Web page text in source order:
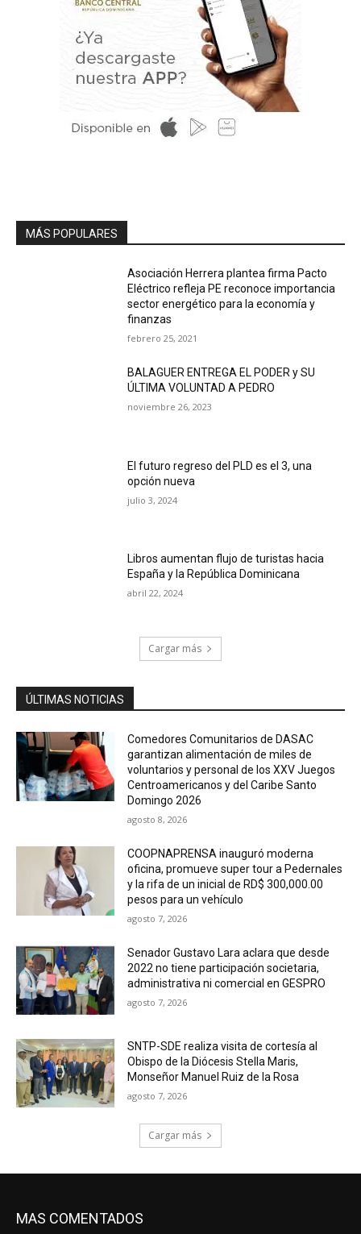
MÁS POPULARES
Asociación Herrera plantea firma Pacto
Eléctrico refleja PE reconoce importancia
sector energético para la economía y
finanzas
febrero 25, 2021
BALAGUER ENTREGA EL PODER y SU
ÚLTIMA VOLUNTAD A PEDRO
noviembre 26, 2023
El futuro regreso del PLD es el 3, una
opción nueva
julio 3, 2024
Libros aumentan flujo de turistas hacia
España y la República Dominicana
abril 22, 2024
Cargar más
ÚLTIMAS NOTICIAS
Comedores Comunitarios de DASAC
garantizan alimentación de miles de
voluntarios y personal de los XXV Juegos
Centroamericanos y del Caribe Santo
Domingo 2026
agosto 8, 2026
COOPNAPRENSA inauguró moderna
oficina, promueve super tour a Pedernales
y la rifa de un inicial de RD$ 300,000.00
pesos para un vehículo
agosto 7, 2026
Senador Gustavo Lara aclara que desde
2022 no tiene participación societaria,
administrativa ni comercial en GESPRO
agosto 7, 2026
SNTP-SDE realiza visita de cortesía al
Obispo de la Diócesis Stella Maris,
Monseñor Manuel Ruiz de la Rosa
agosto 7, 2026
Cargar más
MAS COMENTADOS